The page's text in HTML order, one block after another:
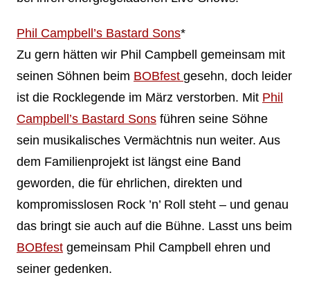
Phil Campbell’s Bastard Sons*
Zu gern hätten wir Phil Campbell gemeinsam mit
seinen Söhnen beim BOBfest gesehn, doch leider
ist die Rocklegende im März verstorben. Mit Phil
Campbell’s Bastard Sonsführen seine Söhne
sein musikalisches Vermächtnis nun weiter. Aus
dem Familienprojekt ist längst eine Band
geworden, die für ehrlichen, direkten und
kompromisslosen Rock ’n’ Roll steht – und genau
das bringt sie auch auf die Bühne. Lasst uns beim
BOBfestgemeinsam Phil Campbell ehren und
seiner gedenken.